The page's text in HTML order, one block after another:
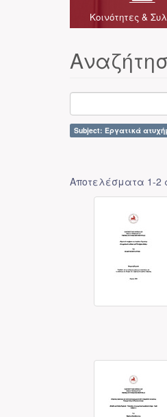
Κοινότητες &
Subject: Εργατικά
Αποτελέσματα 1-2